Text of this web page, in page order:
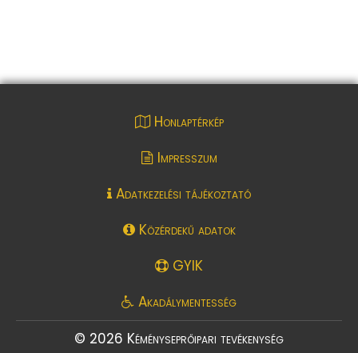
Honlaptérkép
Impresszum
Adatkezelési tájékoztató
Közérdekű adatok
GYIK
Akadálymentesség
© 2026 Kéményseprőipari tevékenység